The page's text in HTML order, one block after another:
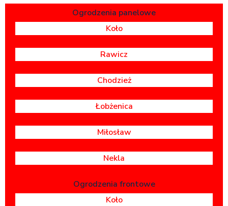
Ogrodzenia panelowe
Koło
Rawicz
Chodzież
Łobżenica
Miłosław
Nekla
Ogrodzenia frontowe
Koło